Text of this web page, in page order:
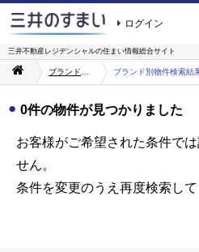
ログイン
三井不動産レジデンシャルの住まい情報総合サイト
0件の物件が見つかりました
お客様がご希望された条件で
せん。
条件を変更のうえ再度検索して